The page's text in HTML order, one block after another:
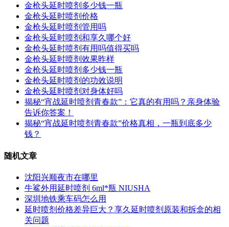
金枪头延时喷剂多少钱一瓶
金枪头延时喷剂价格
金枪头延时喷剂管用吗
金枪头延时喷剂和享久哪个好
金枪头延时喷剂有用吗值得买吗
金枪头延时喷剂效果昨样
金枪头延时喷剂多少钱一瓶
金枪头延时喷剂的功效说明
金枪头延时喷剂对身体好吗
揭秘“宵战延时喷剂青春款”：它真的有用吗？亲身体验
告诉你答案！
揭秘“宵战延时喷剂青春款”价格真相，一瓶到底多少
钱？
随机文章
沈阳兴顺夜市在哪里
牛鲨外用延时喷剂 6ml*瓶 NIUSHA
深圳地铁乘车码怎么用
延时喷剂价格差异巨大？享久延时喷剂原装和拆盒的相
关问题